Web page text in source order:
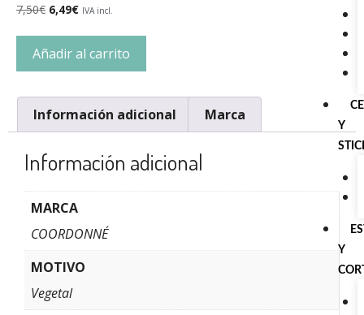
Y
Y
7,50€ 6,49€ IVA incl.
Añadir al carrito
Información adicional Marca
Información adicional
MARCA
COORDONNÉ
MOTIVO
Vegetal